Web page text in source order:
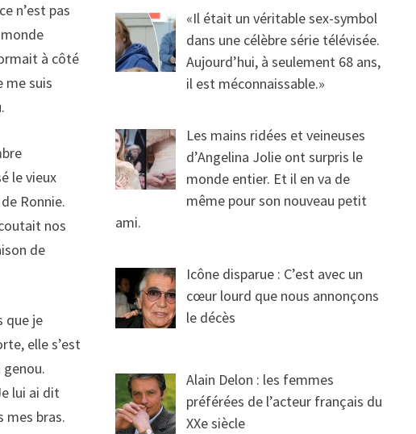
n’est pas
à côté
me suis
le vieux
Ronnie.
nos
de
que je
elle s’est
genou.
lui ai dit
mes bras.
«Il était un véritable sex-symbol
dans une célèbre série télévisée.
Aujourd’hui, à seulement 68 ans,
il est méconnaissable.»
Les mains ridées et veineuses
d’Angelina Jolie ont surpris le
monde entier. Et il en va de
même pour son nouveau petit
ami.
Icône disparue : C’est avec un
cœur lourd que nous annonçons
le décès
Alain Delon : les femmes
préférées de l’acteur français du
XXe siècle